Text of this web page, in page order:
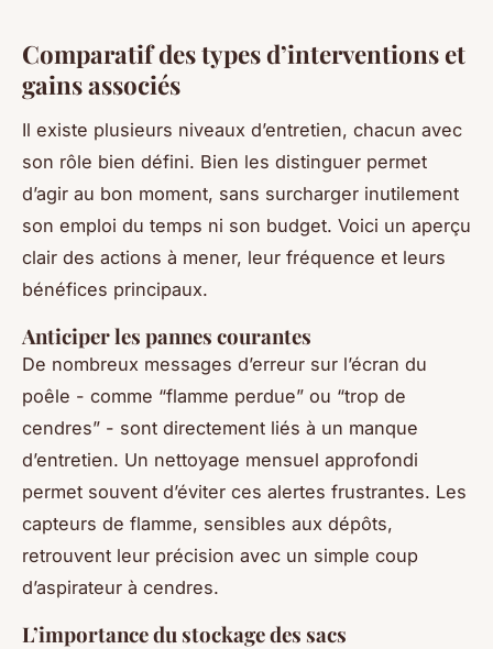
Comparatif des types d’interventions et
gains associés
Il existe plusieurs niveaux d’entretien, chacun avec
son rôle bien défini. Bien les distinguer permet
d’agir au bon moment, sans surcharger inutilement
son emploi du temps ni son budget. Voici un aperçu
clair des actions à mener, leur fréquence et leurs
bénéfices principaux.
Anticiper les pannes courantes
De nombreux messages d’erreur sur l’écran du
poêle - comme “flamme perdue” ou “trop de
cendres” - sont directement liés à un manque
d’entretien. Un nettoyage mensuel approfondi
permet souvent d’éviter ces alertes frustrantes. Les
capteurs de flamme, sensibles aux dépôts,
retrouvent leur précision avec un simple coup
d’aspirateur à cendres.
L’importance du stockage des sacs